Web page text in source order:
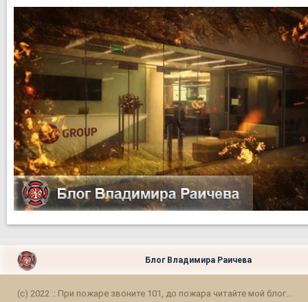
Блог Владимира Раичева
(c) 2022 :: При пожаре звоните 101, до пожара читайте мой блог...